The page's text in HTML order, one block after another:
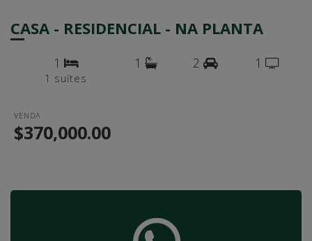
CASA - RESIDENCIAL - NA PLANTA
1
1 suítes
1 2 1
VENDA
$370,000.00